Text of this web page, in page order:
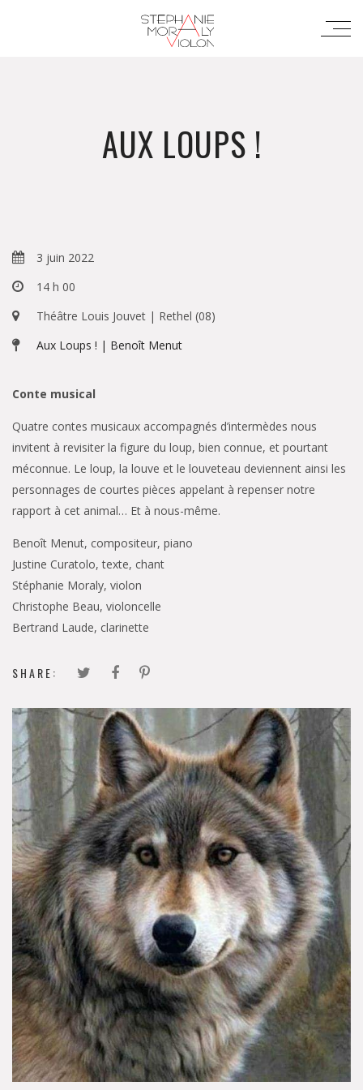
AUX LOUPS !
3 juin 2022
14 h 00
Théâtre Louis Jouvet | Rethel (08)
Aux Loups ! | Benoît Menut
Conte musical
Quatre contes musicaux accompagnés d’intermèdes nous
invitent à revisiter la figure du loup, bien connue, et pourtant
méconnue. Le loup, la louve et le louveteau deviennent ainsi les
personnages de courtes pièces appelant à repenser notre
rapport à cet animal… Et à nous-même.
Benoît Menut, compositeur, piano
Justine Curatolo, texte, chant
Stéphanie Moraly, violon
Christophe Beau, violoncelle
Bertrand Laude, clarinette
SHARE: